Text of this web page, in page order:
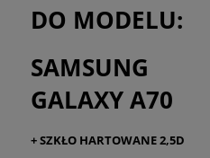
DO MODELU:
SAMSUNG
GALAXY A70
+ SZKŁO HARTOWANE 2,5D